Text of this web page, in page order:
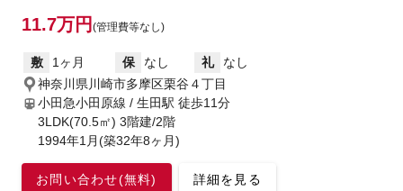
11.7万円 (管理費等なし)
敷 1ヶ月 保 なし 礼
なし
神奈川県川崎市多摩区栗谷４丁目
小田急小田原線 / 生田駅 徒歩11分
3LDK(70.5㎡) 3階建/2階
1994年1月(築32年8ヶ月)
お問い合わせ(無料) 詳細を見る